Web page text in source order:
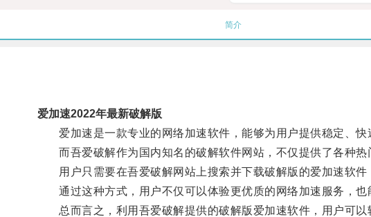
简介
爱加速2022年最新破解版
爱加速是一款专业的网络加速软件，能够为用户提供稳定、快
而吾爱破解作为国内知名的破解软件网站，不仅提供了各种热
用户只需要在吾爱破解网站上搜索并下载破解版的爱加速软件
通过这种方式，用户不仅可以体验更优质的网络加速服务，也
总而言之，利用吾爱破解提供的破解版爱加速软件，用户可以